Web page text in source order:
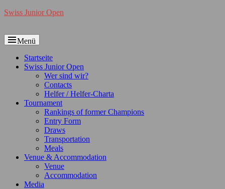
Swiss Junior Open
Menü
Primäres
Menü
Startseite
Swiss Junior Open
Wer sind wir?
Contacts
Helfer / Helfer-Charta
Tournament
Rankings of former Champions
Entry Form
Draws
Transportation
Meals
Venue & Accommodation
Venue
Accommodation
Media